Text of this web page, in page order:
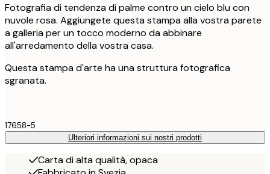
Fotografia di tendenza di palme contro un cielo blu con
nuvole rosa. Aggiungete questa stampa alla vostra parete
a galleria per un tocco moderno da abbinare
all'arredamento della vostra casa.
Questa stampa d'arte ha una struttura fotografica
sgranata.
17658-5
Ulteriori informazioni sui nostri prodotti
Carta di alta qualità, opaca